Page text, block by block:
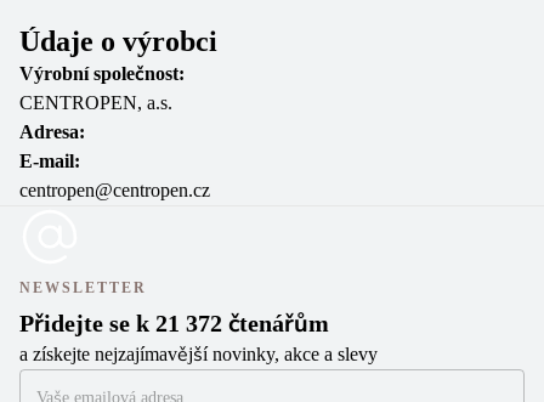
Údaje o výrobci
Výrobní společnost:
CENTROPEN, a.s.
Adresa:
E-mail:
centropen@centropen.cz
NEWSLETTER
Přidejte se k 21 372 čtenářům
a získejte nejzajímavější novinky, akce a slevy